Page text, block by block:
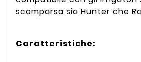
scomparsa sia Hunter che
Caratteristiche: